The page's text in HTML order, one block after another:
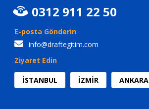
0312 911 22 50
E-posta Gönderin
info@draftegitim.com
Ziyaret Edin
İSTANBUL İZMİR ANKARA